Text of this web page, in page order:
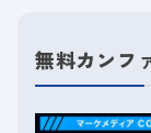
無料カンフ